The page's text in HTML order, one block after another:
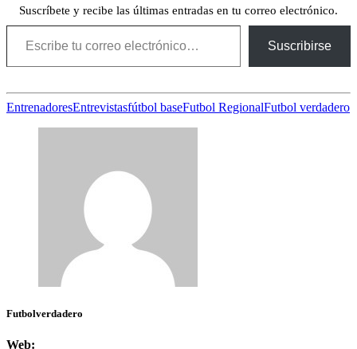
Suscríbete y recibe las últimas entradas en tu correo electrónico.
Escribe tu correo electrónico…
Suscribirse
EntrenadoresEntrevistasfútbol baseFutbol RegionalFutbol verdadero
Futbolverdadero
Web: